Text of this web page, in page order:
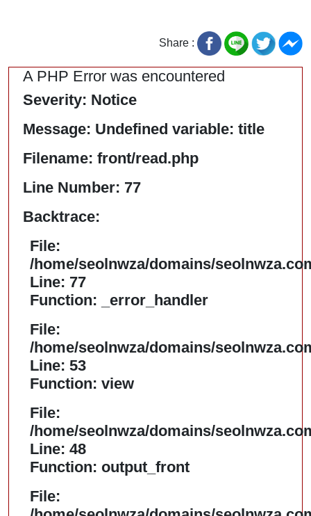
Share :
A PHP Error was encountered
Severity: Notice
Message: Undefined variable: title
Filename: front/read.php
Line Number: 77
Backtrace:
File:
/home/seolnwza/domains/
Line: 77
Function: _error_handler
File:
/home/seolnwza/domains/
Line: 53
Function: view
File:
/home/seolnwza/domains/
Line: 48
Function: output_front
File: